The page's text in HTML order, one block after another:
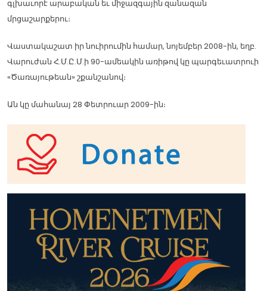
գլխաւորէ արաբական եւ միջազգային զանազան
մրցաշարքերու։
Վաստակաշատ իր նուիրումին համար, նոյեմբեր 2008-ին, եղբ.
Վարուժան Հ.Մ.Ը.Մ.ի 90-ամեակին առիթով կը պարգեւատրուի
«Ծառայութեան» շքանշանով։
Ան կը մահանայ 28 Փետրուար 2009-ին։